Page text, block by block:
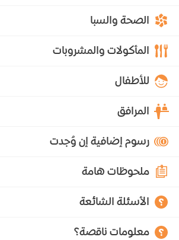
الصحة والسبا
المأكولات والمشروبات
للأطفال
المرافق
رسوم إضافية إن وُجدت
ملحوظات هامة
الأسئلة الشائعة
معلومات ناقصة؟